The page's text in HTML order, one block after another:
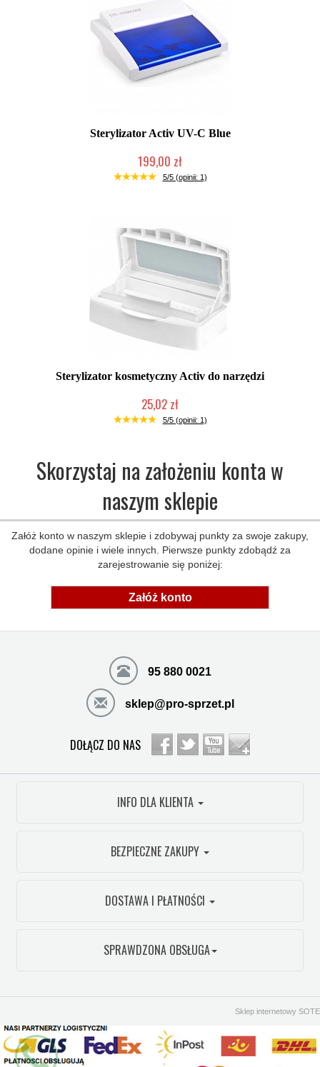
Sterylizator Activ UV-C Blue
199,00 zł
Mała ilość (wysyłka w 24h)
5/5 (opinii: 1)
Sterylizator kosmetyczny Activ do narzędzi
25,02 zł
Mała ilość (wysyłka w 24h)
5/5 (opinii: 1)
Skorzystaj na założeniu konta w
naszym sklepie
Załóż konto w naszym sklepie i zdobywaj punkty za swoje zakupy,
dodane opinie i wiele innych. Pierwsze punkty zdobądź za
zarejestrowanie się poniżej:
Załóż konto
95 880 0021
sklep@pro-sprzet.pl
DOŁĄCZ DO NAS
INFO DLA KLIENTA
BEZPIECZNE ZAKUPY
DOSTAWA I PŁATNOŚCI
SPRAWDZONA OBSŁUGA
Sklep internetowy SOTE